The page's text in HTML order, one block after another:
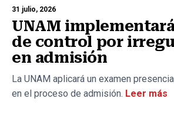
31 julio, 2026
UNAM
de control por
en admisión
La UNAM aplicará un examen
en el proceso de admisión. Leer más